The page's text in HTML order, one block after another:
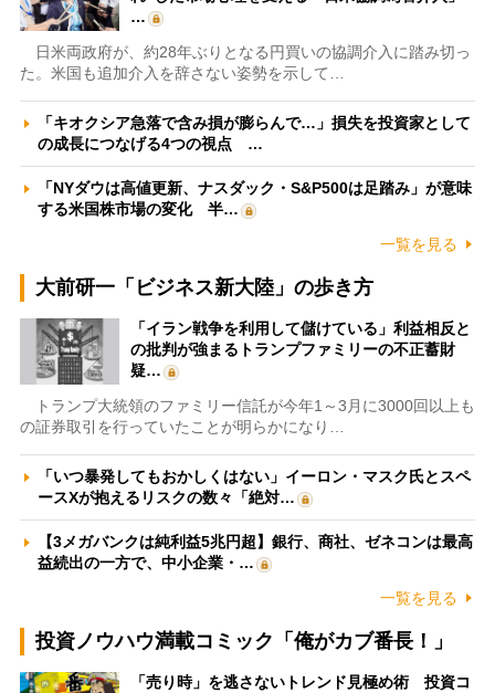
…
日米両政府が、約28年ぶりとなる円買いの協調介入に踏み切っ
た。米国も追加介入を辞さない姿勢を示して…
「キオクシア急落で含み損が膨らんで…」損失を投資家として
の成長につなげる4つの視点 …
「NYダウは高値更新、ナスダック・S&P500は足踏み」が意味
する米国株市場の変化 半…
一覧を見る
大前研一「ビジネス新大陸」の歩き方
「イラン戦争を利用して儲けている」利益相反と
の批判が強まるトランプファミリーの不正蓄財
疑…
トランプ大統領のファミリー信託が今年1～3月に3000回以上も
の証券取引を行っていたことが明らかになり…
「いつ暴発してもおかしくはない」イーロン・マスク氏とスペ
ースXが抱えるリスクの数々「絶対…
【3メガバンクは純利益5兆円超】銀行、商社、ゼネコンは最高
益続出の一方で、中小企業・…
一覧を見る
投資ノウハウ満載コミック「俺がカブ番長！」
「売り時」を逃さないトレンド見極め術 投資コ